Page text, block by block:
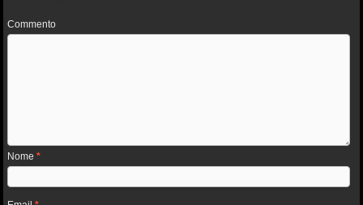
Commento
Nome*